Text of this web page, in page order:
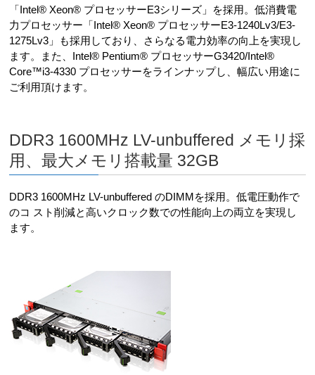
「Intel® Xeon® プロセッサーE3シリーズ」を採用。低消費電
力プロセッサー「Intel® Xeon® プロセッサーE3-1240Lv3/E3-
1275Lv3」も採用しており、さらなる電力効率の向上を実現し
ます。また、Intel® Pentium® プロセッサーG3420/Intel®
Core™i3-4330 プロセッサーをラインナップし、幅広い用途に
ご利用頂けます。
DDR3 1600MHz LV-unbuffered メモリ採
用、最大メモリ搭載量 32GB
DDR3 1600MHz LV-unbuffered のDIMMを採用。低電圧動作で
のコ スト削減と高いクロック数での性能向上の両立を実現し
ます。